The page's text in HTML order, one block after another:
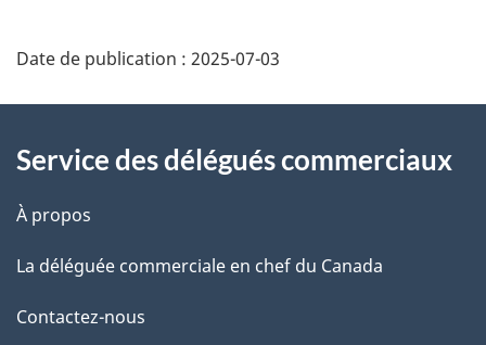
Additional
Information
Date de publication : 2025-07-03
Service des délégués commerciaux
À propos
La déléguée commerciale en chef du Canada
Contactez-nous